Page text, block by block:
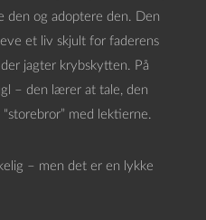
den og adoptere den. Den
et liv skjult for faderens
jagter krybskytten. På
– den lærer at tale, den
med lektierne.
– men det er en lykke